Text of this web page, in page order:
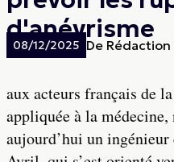
d'anévrisme
08/12/2025 De Rédaction
aux acteurs français de
appliquée à la
aujourd’hui un ingénieur